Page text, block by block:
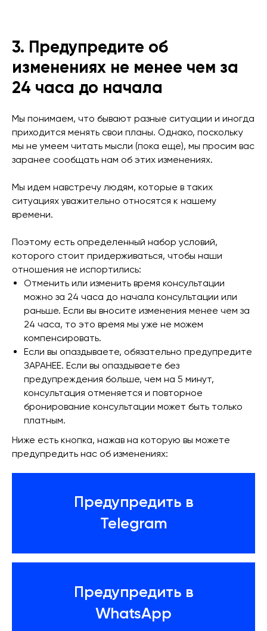
3. Предупредите об
изменениях не менее чем за
24 часа до начала
Мы понимаем, что бывают разные ситуации и иногда
приходится менять свои планы. Однако, поскольку
мы не умеем читать мысли (пока еще), мы просим вас
заранее сообщать нам об этих изменениях.
Мы идем навстречу людям, которые в таких
ситуациях уважительно относятся к нашему
времени.
Поэтому есть определенный набор условий,
которого стоит придерживаться, чтобы наши
отношения не испортились:
Отменить или изменить время консультации
можно за 24 часа до начала консультации или
раньше. Если вы вносите изменения менее чем за
24 часа, то это время мы уже не можем
компенсировать.
Если вы опаздываете, обязательно предупредите
ЗАРАНЕЕ. Если вы опаздываете без
предупреждения больше, чем на 5 минут,
консультация отменяется и повторное
бронирование консультации может быть только
платным.
Ниже есть кнопка, нажав на которую вы можете
предупредить нас об изменениях:
Предупредить в
Telegram
Предупредить в
WhatsApp